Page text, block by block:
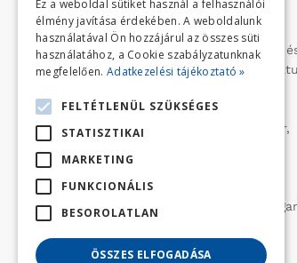
Profilunk a mezőgazdasági, kerti
kisgépek és egyéb iparcikkek kis-
nagykereskedelme. 1991 óta
Olaszországból származó
vízszivattyúkat (DAB, Tesla, Leader,
robbanómotoros fűnyírókat kerti
traktorokat (MTD, Husqvarna),
permetezőket (CIFARELLI, Dal
(LAMINOX) szállítunk be.
Ez a weboldal sütiket használ a felhasználói
élmény javítása érdekében. A weboldalunk
használatával Ön hozzájárul az összes süti
használatához, a Cookie szabályzatunknak
megfelelően. Adatkezelési tájékoztató »
FELTÉTLENÜL SZÜKSÉGES
STATISZTIKAI
MARKETING
FUNKCIONÁLIS
BESOROLATLAN
ÖSSZES ELFOGADÁSA